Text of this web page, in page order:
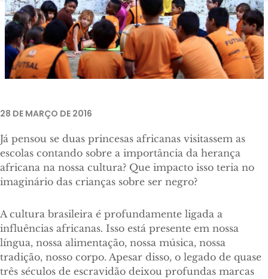
28 DE MARÇO DE 2016
Já pensou se duas princesas africanas visitassem as
escolas contando sobre a importância da herança
africana na nossa cultura? Que impacto isso teria no
imaginário das crianças sobre ser negro?
A cultura brasileira é profundamente ligada a
influências africanas. Isso está presente em nossa
língua, nossa alimentação, nossa música, nossa
tradição, nosso corpo. Apesar disso, o legado de quase
três séculos de escravidão deixou profundas marcas